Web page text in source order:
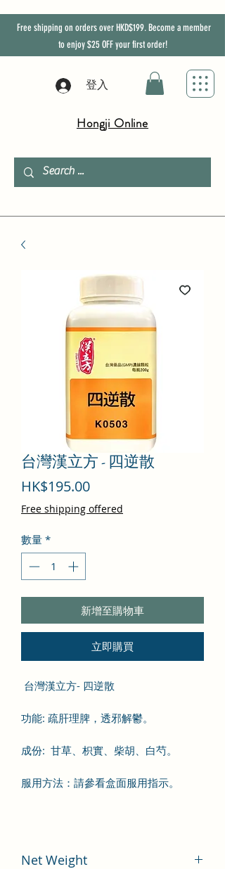
Free shipping on orders over HKD$199. Become a member
to enjoy$25 OFFyour first order!
登入
Hongji Online
台灣漢立方 - 四逆散
HK$195.00價
格
Free shipping offered
數量 *
新增至購物車
立即購買
台灣漢立方- 四逆散
功能: 疏肝理脾 ，透邪解鬱。
成份: 甘草、枳實 柴胡 、白芍。
服用方法： 請參看盒面服用指示。
Net Weight